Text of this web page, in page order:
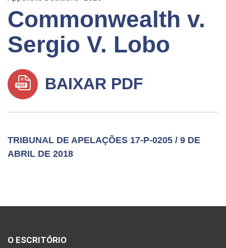
Commonwealth v.
Sergio V. Lobo
BAIXAR PDF
TRIBUNAL DE APELAÇÕES 17-P-0205 / 9 DE
ABRIL DE 2018
O ESCRITÓRIO